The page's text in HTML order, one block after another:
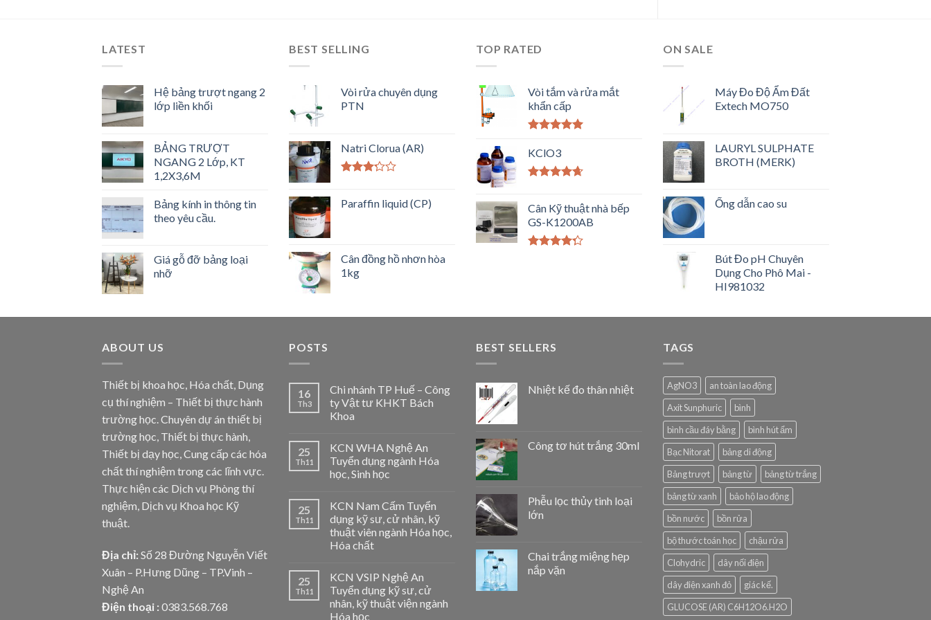
LATEST
Hệ bảng trượt ngang 2
lớp liền khối
BẢNG TRƯỢT
NGANG 2 Lớp, KT
1,2X3,6M
Bảng kính in thông tin
theo yêu cầu.
Giá gỗ đỡ bảng loại
nhỡ
BEST SELLING
Vòi rửa chuyên dụng
PTN
Natri Clorua (AR)
hạng
Paraffin liquid (CP)
Cân đồng hồ nhơn hòa
1kg
TOP RATED
Vòi tắm và rửa mắt
khẩn cấp
hạng5.00
KClO3
5 sao
Cân Kỹ thuật nhà bếp
GS-K1200AB
ON SALE
Máy Đo Độ Ẩm Đất
Extech MO750
LAURYL SULPHATE
BROTH (MERK)
Ống dẫn cao su
Bút Đo pH Chuyên
Dụng Cho Phô Mai -
HI981032
ABOUT US
Thiết bị khoa học, Hóa chất, Dụng
cụ thí nghiệm – Thiết bị thực hành
trường học. Chuyên dự án thiết bị
trường học, Thiết bị thực hành,
Thiết bị dạy học, Cung cấp các hóa
chất thí nghiệm trong các lĩnh vực.
Thực hiện các Dịch vụ Phòng thí
nghiệm, Dịch vụ Khoa học Kỹ
thuật.
Địa chỉ: Số 28 Đường Nguyễn Viết
Xuân – P.Hưng Dũng – TP.Vinh –
Nghệ An
Điện thoại : 0383.568.768
POSTS
16
Th3
Chi nhánh TP Huế – Công
ty Vật tư KHKT Bách
Khoa
25
Th11
KCN WHA Nghệ An
Tuyển dụng ngành Hóa
học, Sinh học
25
Th11
KCN Nam Cấm Tuyển
dụng kỹ sư, cử nhân, kỹ
thuật viên ngành Hóa học,
Hóa chất
25
Th11
KCN VSIP Nghệ An
Tuyển dụng kỹ sư, cử
nhân, kỹ thuật viện ngành
Hóa học
BEST SELLERS
Nhiệt kế đo thân nhiệt
Công tơ hút trắng 30ml
Phễu lọc thủy tinh loại
lớn
Chai trắng miệng hẹp
nắp vặn
TAGS
AgNO3
an toàn lao động
Axit Sunphuric
bình
bình cầu đáy bằng
bình hút ẩm
Bạc Nitorat
bảng di động
Bảng trượt
bảng từ
bảng từ trắng
bảng từ xanh
bảo hộ lao động
bồn nước
bồn rửa
bộ thước toán học
chậu rửa
Clohydric
dây nối điện
dây điện xanh đỏ
giác kế.
GLUCOSE (AR) C6H12O6.H2O